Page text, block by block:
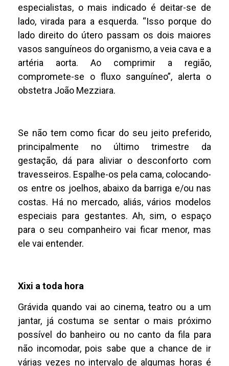
especialistas, o mais indicado é deitar-se de
lado, virada para a esquerda. “Isso porque do
lado direito do útero passam os dois maiores
vasos sanguíneos do organismo, a veia cava e a
artéria aorta. Ao comprimir a região,
compromete-se o fluxo sanguíneo”, alerta o
obstetra João Mezziara.
Se não tem como ficar do seu jeito preferido,
principalmente no último trimestre da
gestação, dá para aliviar o desconforto com
travesseiros. Espalhe-os pela cama, colocando-
os entre os joelhos, abaixo da barriga e/ou nas
costas. Há no mercado, aliás, vários modelos
especiais para gestantes. Ah, sim, o espaço
para o seu companheiro vai ficar menor, mas
ele vai entender.
Xixi a toda hora
Grávida quando vai ao cinema, teatro ou a um
jantar, já costuma se sentar o mais próximo
possível do banheiro ou no canto da fila para
não incomodar, pois sabe que a chance de ir
várias vezes no intervalo de algumas horas é